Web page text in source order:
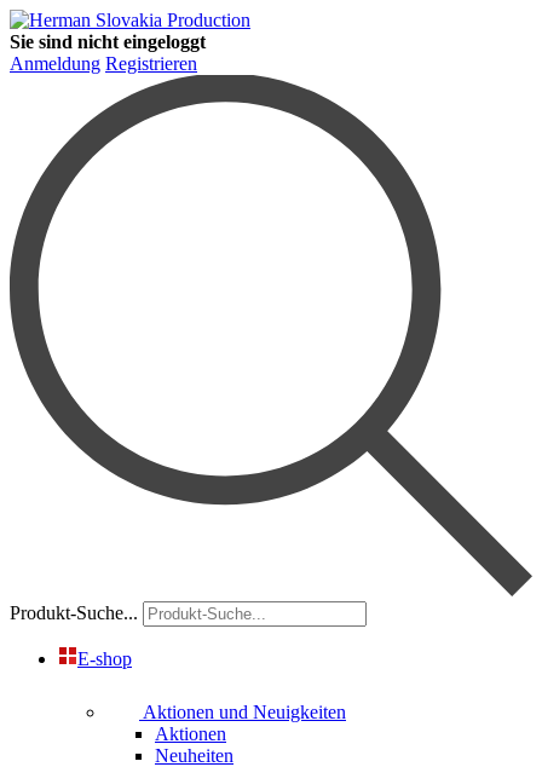
Sie sind nicht eingeloggt
Anmeldung Registrieren
Produkt-Suche...
E-shop
Aktionen und Neuigkeiten
Aktionen
Neuheiten